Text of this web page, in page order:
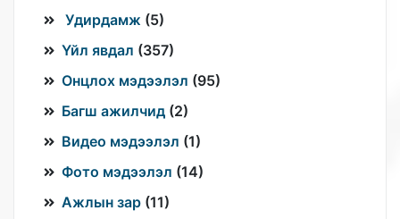
Удирдамж (5)
Үйл явдал (357)
Онцлох мэдээлэл (95)
Багш ажилчид (2)
Видео мэдээлэл (1)
Фото мэдээлэл (14)
Ажлын зар (11)